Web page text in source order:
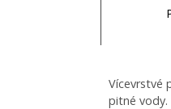
Vícevrstvé
pitné vody.